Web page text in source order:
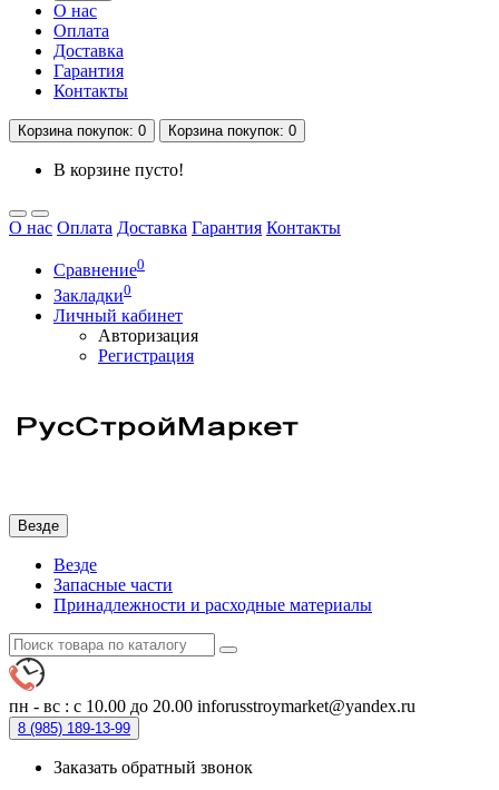
О нас
Оплата
Доставка
Гарантия
Контакты
Корзинапокупок: 0 Корзинапокупок: 0
В корзине пусто!
О нас Оплата Доставка Гарантия Контакты
Сравнение0
Закладки0
Личный кабинет
Авторизация
Регистрация
Везде
Везде
Запасные части
Принадлежности и расходные материалы
пн - вс : с 10.00 до 20.00 inforusstroymarket@yandex.ru
8 (985) 189-13-99
Заказать обратный звонок